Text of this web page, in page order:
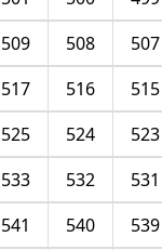
507
508
509
515
516
517
523
524
525
531
532
533
539
540
541